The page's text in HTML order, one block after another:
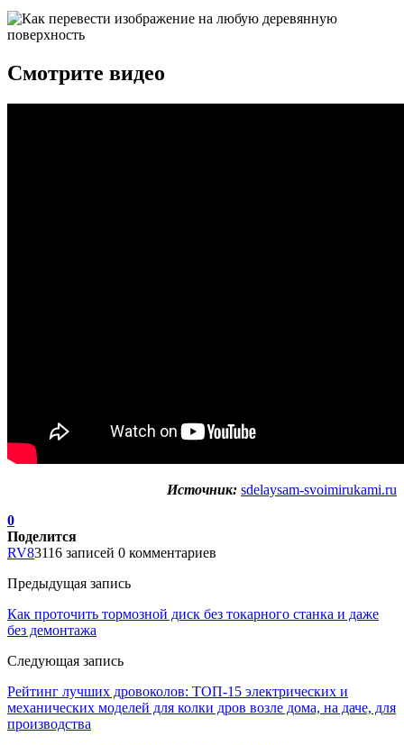
Смотрите видео
Источник: sdelaysam-svoimirukami.ru
0
Поделится
RV83116 записей 0 комментариев
Предыдущая запись
Как проточить тормозной диск без токарного станка и даже
без демонтажа
Следующая запись
Рейтинг лучших дровоколов: ТОП-15 электрических и
механических моделей для колки дров возле дома, на даче, для
производства